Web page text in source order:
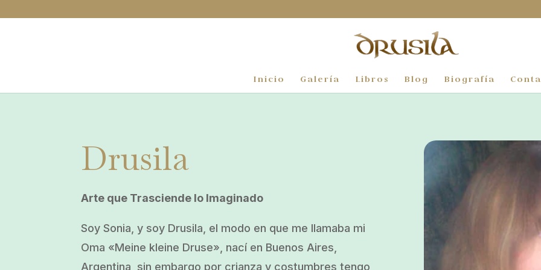
Inicio Galería Libros Blog Biografía
Drusila
Arte que Trasciende lo Imaginado
Soy Sonia, y soy Drusila, el modo en que me llamaba mi
Oma «Meine kleine Druse», nací en Buenos Aires,
Argentina, sin embargo por crianza y costumbres tengo